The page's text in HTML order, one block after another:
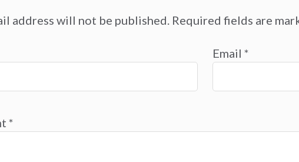
address will not be published. Required fields are
Email *
*